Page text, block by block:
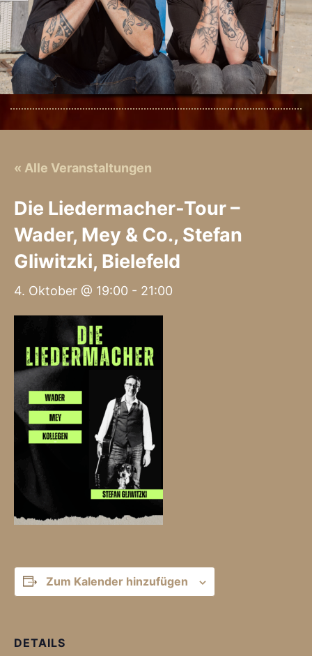
« Alle Veranstaltungen
Die Liedermacher-Tour –
Wader, Mey & Co., Stefan
Gliwitzki, Bielefeld
4. Oktober @ 19:00 - 21:00
Zum Kalender hinzufügen
DETAILS